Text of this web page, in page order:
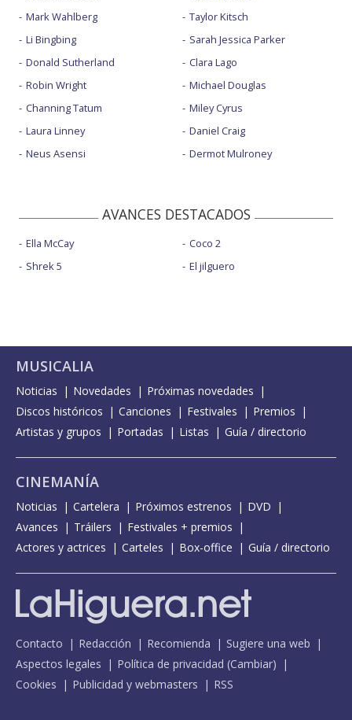
Mark Wahlberg
Li Bingbing
Donald Sutherland
Robin Wright
Channing Tatum
Laura Linney
Neus Asensi
Taylor Kitsch
Sarah Jessica Parker
Clara Lago
Michael Douglas
Miley Cyrus
Daniel Craig
Dermot Mulroney
AVANCES DESTACADOS
Ella McCay
Shrek 5
Coco 2
El jilguero
MUSICALIA
Noticias Novedades
Próximas novedades
Discos históricos
Canciones Festivales
Premios
Artistas y grupos
Portadas Listas Guía / directorio
CINEMANÍA
Noticias Cartelera Próximos estrenos
DVD
Avances
Tráilers
Festivales + premios
Actores y actrices
Carteles Box-office Guía / directorio
Contacto Redacción Recomienda
Sugiere una web
Aspectos legales
Política de privacidad (Cambiar)
Cookies
Publicidad y webmasters RSS